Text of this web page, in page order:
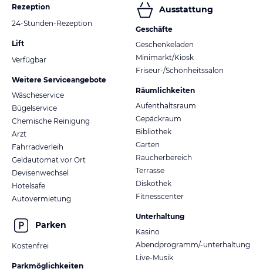
Rezeption
24-Stunden-Rezeption
Lift
Verfügbar
Weitere Serviceangebote
Wäscheservice
Bügelservice
Chemische Reinigung
Arzt
Fahrradverleih
Geldautomat vor Ort
Devisenwechsel
Hotelsafe
Autovermietung
Parken
Kostenfrei
Parkmöglichkeiten
Ausstattung
Geschäfte
Geschenkeladen
Minimarkt/Kiosk
Friseur-/Schönheitssalon
Räumlichkeiten
Aufenthaltsraum
Gepäckraum
Bibliothek
Garten
Raucherbereich
Terrasse
Diskothek
Fitnesscenter
Unterhaltung
Kasino
Abendprogramm/-unterhaltung
Live-Musik